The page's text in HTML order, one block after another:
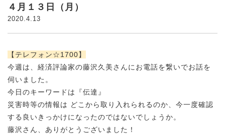
４月１３日（月）
2020.4.13
【テレフォン☆1700】
今週は、経済評論家の藤沢久美さんにお電話を繋いでお話を
伺いました。
今日のキーワードは『伝達』
災害時等の情報は どこから取り入れられるのか、今一度確認
する良いきっかけになったのではないでしょうか。
藤沢さん、ありがとうございました！